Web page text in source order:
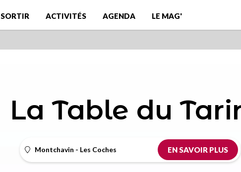
SORTIR ACTIVITÉS AGENDA LE MAG'
La Table du
Montchavin - Les Coches EN SAVOIR PLUS